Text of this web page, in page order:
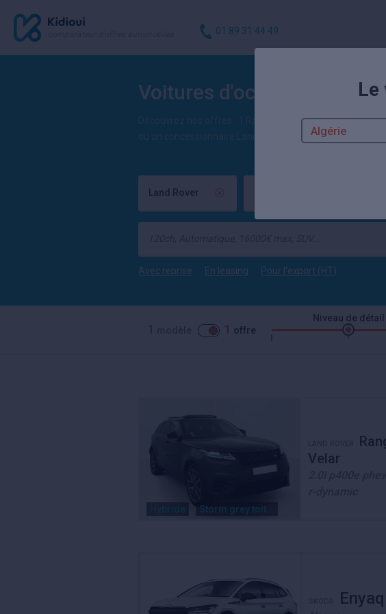
01 89 31 44 49
Le
Voitures d'occasion Range
Découvrez nos offres : 1 Range Rover Velar d'occasion
ou un concessionnaire Land Rover. 3 véhiculesLand
Land Rover
Avec reprise En leasing Pour l'export (HT)
1 offre
Niveau de détail
Velar